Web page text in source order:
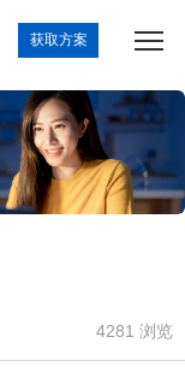
获取方案
4281 浏览